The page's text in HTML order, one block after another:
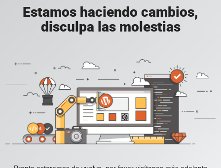
Estamos haciendo cambios,
disculpa las molestias